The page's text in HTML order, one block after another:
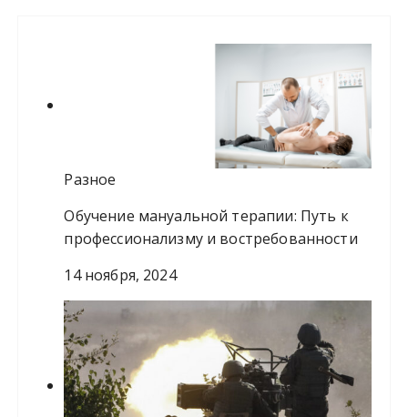
Разное
Обучение мануальной терапии: Путь к
профессионализму и востребованности
14 ноября, 2024